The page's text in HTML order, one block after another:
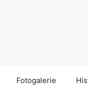
Fotogalerie